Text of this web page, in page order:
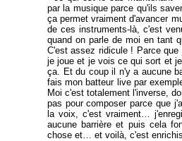
par la musique parce qu'ils
ça permet vraiment d'avancer
de ces instruments-là, c'est
quand on parle de moi en tant
C'est assez ridicule ! Parce
je joue et je vois ce qui sort et
ça. Et du coup il n'y a aucune
fais mon batteur live par
Moi c'est totalement l'inverse,
pas pour composer parce que
la voix, c'est vraiment…
aucune barrière et puis cela
chose et… et voilà, c'est